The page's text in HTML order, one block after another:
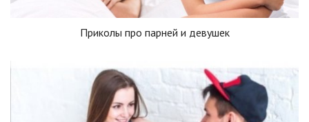
Приколы про парней и девушек